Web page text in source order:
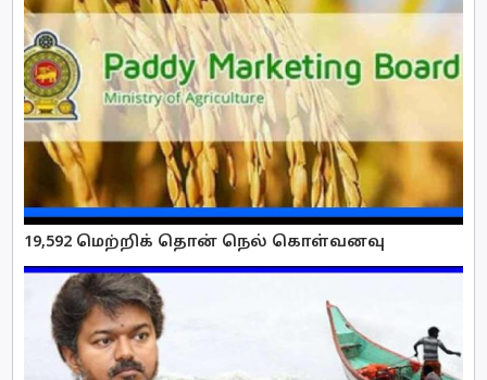
19,592 மெற்றிக் தொன் நெல் கொள்வனவு